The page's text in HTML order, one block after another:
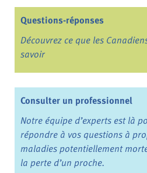
Questions-réponses
Découvrez ce que les
savoir
Consulter un professionnel
Notre équipe d’experts est là
répondre à vos questions à
maladies potentiellement
la perte d’un proche.